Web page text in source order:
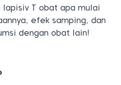
lapisiv T obat apa mulai
efek samping, dan
dengan obat lain!